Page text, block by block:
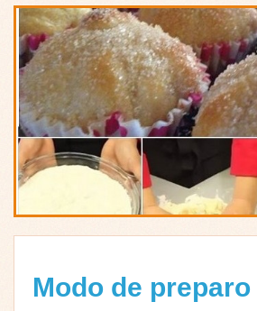
Modo de preparo